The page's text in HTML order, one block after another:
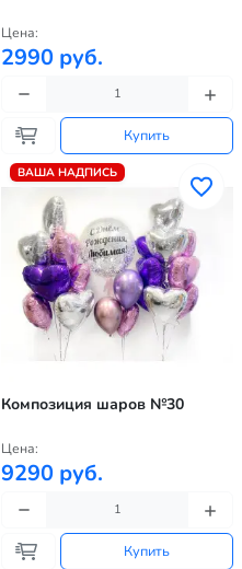
Цена:
2990 руб.
Купить
ВАША НАДПИСЬ
Композиция шаров №30
Цена:
9290 руб.
Купить